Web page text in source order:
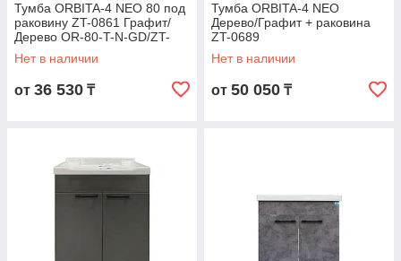
Тумба ORBITA-4 NEO 80 под
раковину ZT-0861 Графит/
Дерево OR-80-T-N-GD/ZT-
0861
Нет в наличии
от 36 530 ₸
Тумба ORBITA-4 NEO
Дерево/Графит + раковина
ZT-0689
Нет в наличии
от 50 050 ₸